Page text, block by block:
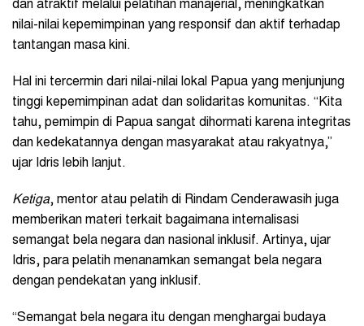
dan atraktif melalui pelatihan manajerial, meningkatkan
nilai-nilai kepemimpinan yang responsif dan aktif terhadap
tantangan masa kini.
Hal ini tercermin dari nilai-nilai lokal Papua yang menjunjung
tinggi kepemimpinan adat dan solidaritas komunitas. “Kita
tahu, pemimpin di Papua sangat dihormati karena integritas
dan kedekatannya dengan masyarakat atau rakyatnya,”
ujar Idris lebih lanjut.
Ketiga, mentor atau pelatih di Rindam Cenderawasih juga
memberikan materi terkait bagaimana internalisasi
semangat bela negara dan nasional inklusif. Artinya, ujar
Idris, para pelatih menanamkan semangat bela negara
dengan pendekatan yang inklusif.
“Semangat bela negara itu dengan menghargai budaya